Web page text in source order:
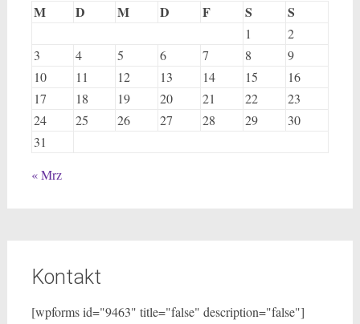
M D M D F S S
1
2
3
4 5 6 7 8
9
10
11 12 13 14 15
16
17
18 19 20 21 22
23
24
25 26 27 28 29
30
31
« Mrz
Kontakt
[wpforms id="9463" title="false" description="false"]